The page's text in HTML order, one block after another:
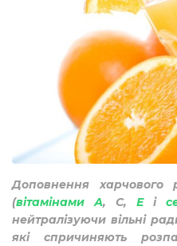
Доповнення харчового
(вітамінами А, С, Еі
нейтралізуючи вільні
які спричиняють